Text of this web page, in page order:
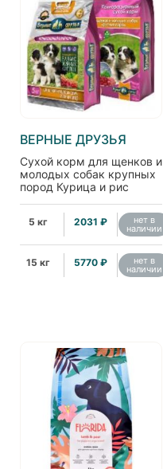
ВЕРНЫЕ ДРУЗЬЯ
Сухой корм для щенков и
молодых собак крупных
пород Курица и рис
5 кг 2031 ₽ нет в
наличии
15 кг 5770 ₽ нет в
наличии